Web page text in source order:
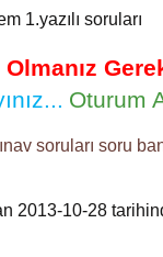
1.yazılı soruları
Oturum
soruları soru
2013-10-28